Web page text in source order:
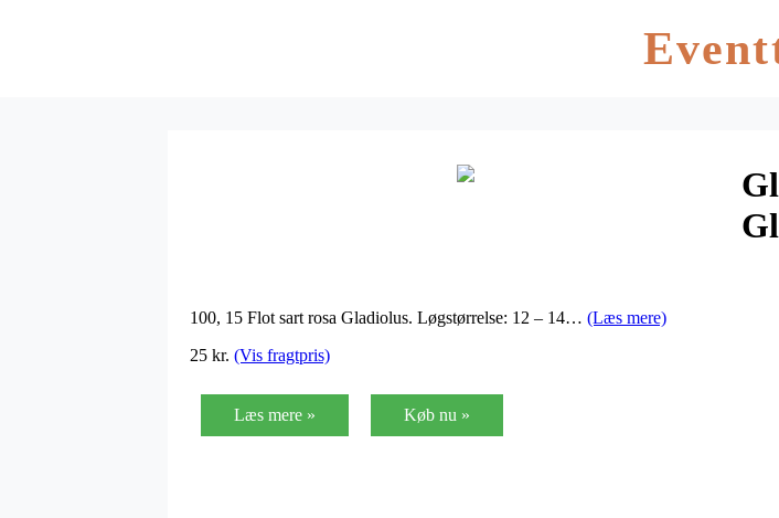
100, 15 Flot sart rosa Gladiolus. Løgstørrelse: 12 – 14… (Læs mere)
25 kr. (Vis fragtpris)
Læs mere » Køb nu »